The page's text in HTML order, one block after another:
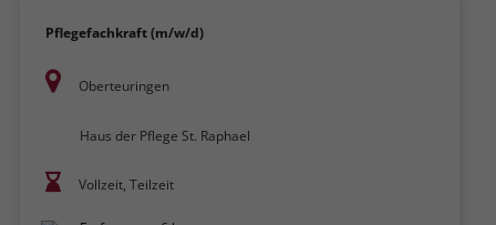
Pflegefachkraft (m/w/d)
Oberteuringen
Haus der Pflege St. Raphael
Vollzeit, Teilzeit